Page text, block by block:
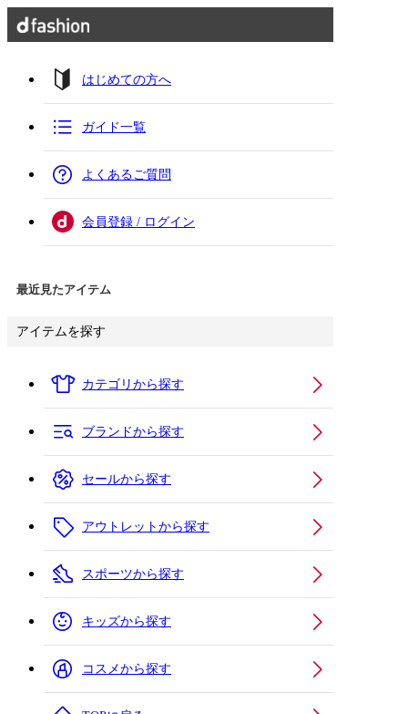
はじめての方へ
ガイド一覧
よくあるご質問
会員登録 / ログイン
最近見たアイテム
アイテムを探す
カテゴリから探す
ブランドから探す
セールから探す
アウトレットから探す
スポーツから探す
キッズから探す
コスメから探す